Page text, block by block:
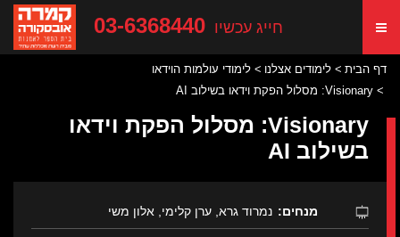
03-6368440 חייג עכשיו
דף הבית לימודים אצלנו
לימודי עולמות הוידאו
Visionary: מסלול הפקת וידאו בשילוב AI
Visionary: מסלול הפקת וידאו
בשילוב AI
מנחים: נמרוד גרא, ערן קלימי, אלון משי